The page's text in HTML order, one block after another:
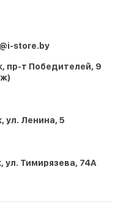
store.by
пр-т Победителей, 9
ул. Ленина, 5
ул. Тимирязева, 74A